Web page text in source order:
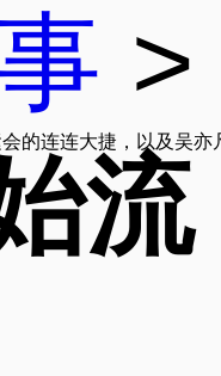
流
的连连大捷，以及吴